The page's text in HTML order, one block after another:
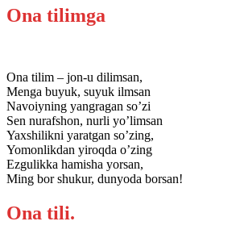
Ona tilimga
Ona tilim – jon-u dilimsan,
Menga buyuk, suyuk ilmsan
Navoiyning yangragan so’zi
Sen nurafshon, nurli yo’limsan
Yaxshilikni yaratgan so’zing,
Yomonlikdan yiroqda o’zing
Ezgulikka hamisha yorsan,
Ming bor shukur, dunyoda borsan!
Ona tili.